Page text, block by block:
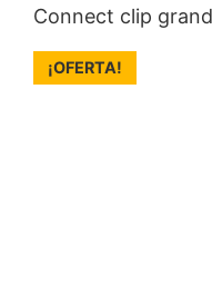
Connect clip
¡OFERTA!